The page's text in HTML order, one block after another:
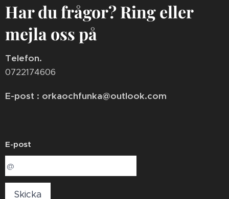
Har du frågor? Ring eller
mejla oss på
Telefon.
0722174606
E-post : orkaochfunka@outlook.com
E-post
Skicka